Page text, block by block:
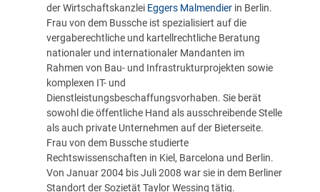
der Wirtschaftskanzlei Eggers Malmendierin Berlin.
Frau von dem Bussche ist spezialisiert auf die
vergaberechtliche und kartellrechtliche Beratung
nationaler und internationaler Mandanten im
Rahmen von Bau- und Infrastrukturprojekten sowie
komplexen IT- und
Dienstleistungsbeschaffungsvorhaben. Sie berät
sowohl die öffentliche Hand als ausschreibende Stelle
als auch private Unternehmen auf der Bieterseite.
Frau von dem Bussche studierte
Rechtswissenschaften in Kiel, Barcelona und Berlin.
Von Januar 2004 bis Juli 2008 war sie in dem Berliner
Standort der Sozietät Taylor Wessing tätig.